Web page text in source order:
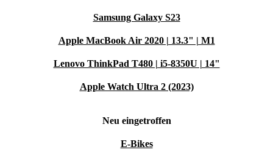
weist kleine Schönheitsfehler auf, in der Regel sind das
oberflächliche Verschmutzungen, unauffällige Kratzer
oder Makel im nicht sichtbaren Bereich.
Samsung Galaxy S23
Apple MacBook Air 2020 | 13.3" | M1
Lenovo ThinkPad T480 | i5-8350U | 14"
Apple Watch Ultra 2 (2023)
Neu eingetroffen
E-Bikes